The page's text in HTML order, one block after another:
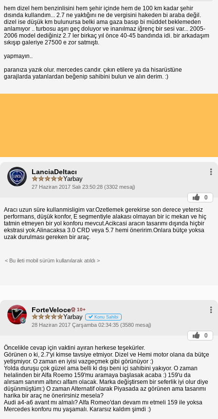
hem dizel hem benzinlisini hem şehir içinde hem de 100 km kadar şehir
dısında kullandım... 2.7 ne yaktığını ne de vergisini hakeden bi araba değil.
dizel ise düşük km bulunursa belki ama gaza basıp bi müddet beklemeden
anlamıyor .. turbosu aşırı geç doluyor ve inanılmaz iğrenç bir sesi var... 2005-
2006 model dediğiniz 2.7 ler birkaç yıl önce 40-45 bandında idi. bir arkadaşım
sıkışıp galeriye 27500 e zor satmıştı.
yapmayın..
paranıza yazık olur. mercedes candır. çıkın etilere ya da hisarüstüne
garajlarda yatanlardan beğenip sahibini bulun ve alın derim. :)
LanciaDeltacı
Yarbay
27 Haziran 2017 Salı 23:50:28 (3302 mesaj)
0
Aracı uzun süre kullanmisligim var.Ozetlemek gerekirse son derece yetersiz
performans, düşük konfor, E segmentiyle alakası olmayan bir ic mekan ve hiç
tatmin etmeyen bir yol konforu mevcut.Acikcasi aracın tasarımı dışında hiçbir
ekstrasi yok.Alinacaksa 3.0 CRD veya 5.7 hemi öneririm.Onlara bütçe yoksa
uzak durulması gereken bir araç.
< Bu ileti mobil sürüm kullanılarak atıldı >
ForteVeloce 10+
Yarbay Konu Sahibi
28 Haziran 2017 Çarşamba 02:34:35 (3580 mesaj)
0
Öncelikle cevap için vaktini ayıran herkese teşekürler.
Görünen o ki, 2.7'yi kimse tavsiye etmiyor. Dizel ve Hemi motor olana da bütçe
yetişmiyor. O zaman en iyisi vazgeçmek gibi görünüyor :)
Yolda duruşu çok güzel ama belli ki dışı beni içi sahibini yakıyor. O zaman
helalinden bir Alfa Roemo 159'mu aramaya başlasak acaba :) 159'u da
alırsam sanırım altıncı alfam olacak. Marka değiştirsem bir seferlik iyi olur diye
düşünmüştüm:) O zaman Alternatif olarak Piyasada az görünen ama tasarımı
harika bir araç ne önerirsiniz mesela?
Audi a4-a6 avant mı almalı? Alfa Romeo'dan devam mı etmeli 159 ile yoksa
Mercedes konforu mu yaşamalı. Kararsız kaldım şimdi :)